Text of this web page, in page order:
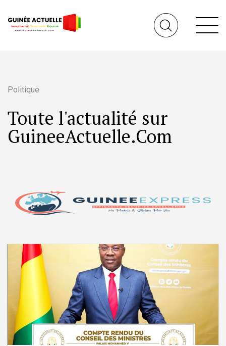
Politique
Toute l'actualité sur
GuineeActuelle.Com